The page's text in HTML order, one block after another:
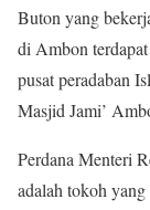
Buton yang
di Ambon
pusat peradaban
Masjid Jami’
Perdana Menteri
adalah tokoh